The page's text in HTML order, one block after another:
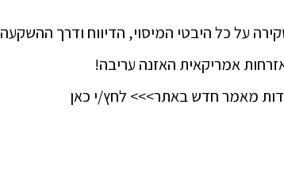
על כל היבטי המיסוי, הדיווח ודרך ההשקעה
אמריקאית האזנה עריבה!